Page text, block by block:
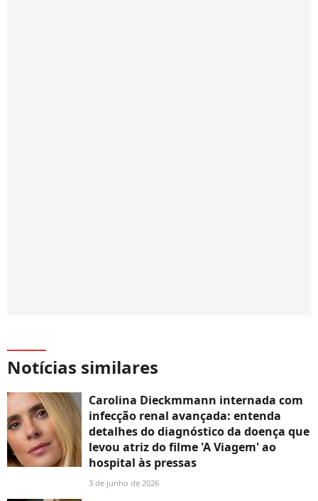
Notícias similares
Carolina Dieckmmann internada com
infecção renal avançada: entenda
detalhes do diagnóstico da doença que
levou atriz do filme 'A Viagem' ao
hospital às pressas
3 de junho de 2026